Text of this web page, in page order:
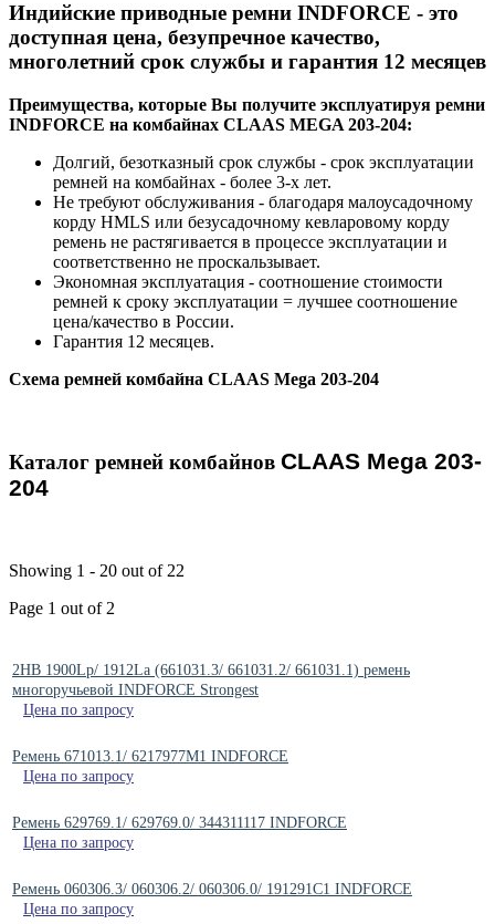
Индийские приводные ремни INDFORCE - это
доступная цена, безупречное качество,
многолетний срок службы и гарантия 12 месяцев
Преимущества, которые Вы получите эксплуатируя ремни
INDFORCE на комбайнах CLAAS MEGA 203-204:
Долгий, безотказный срок службы - срок эксплуатации
ремней на комбайнах - более 3-х лет.
Не требуют обслуживания - благодаря малоусадочному
корду HMLS или безусадочному кевларовому корду
ремень не растягивается в процессе эксплуатации и
соответственно не проскальзывает.
Экономная эксплуатация - соотношение стоимости
ремней к сроку эксплуатации = лучшее соотношение
цена/качество в России.
Гарантия 12 месяцев.
Схема ремней комбайна CLAAS Mega 203-204
Каталог ремней комбайнов CLAAS Mega 203-
204
Showing 1 - 20 out of 22
Page 1 out of 2
2HB 1900Lp/ 1912La (661031.3/ 661031.2/ 661031.1) ремень
многоручьевой INDFORCE Strongest
Цена по запросу
Ремень 671013.1/ 6217977M1 INDFORCE
Цена по запросу
Ремень 629769.1/ 629769.0/ 344311117 INDFORCE
Цена по запросу
Ремень 060306.3/ 060306.2/ 060306.0/ 191291C1 INDFORCE
Цена по запросу